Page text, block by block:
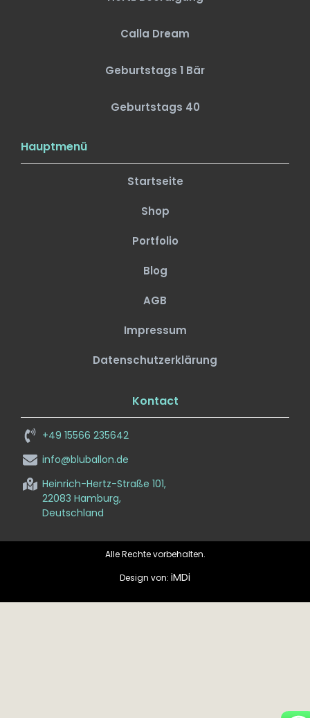
Calla Dream
Geburtstags 1 Bär
Geburtstags 40
Hauptmenü
Startseite
Shop
Portfolio
Blog
AGB
Impressum
Datenschutzerklärung
Kontact
+49 15566 235642
info@bluballon.de
Heinrich-Hertz-Straße 101,
22083 Hamburg,
Deutschland
Alle Rechte vorbehalten.
Design von: iMDi